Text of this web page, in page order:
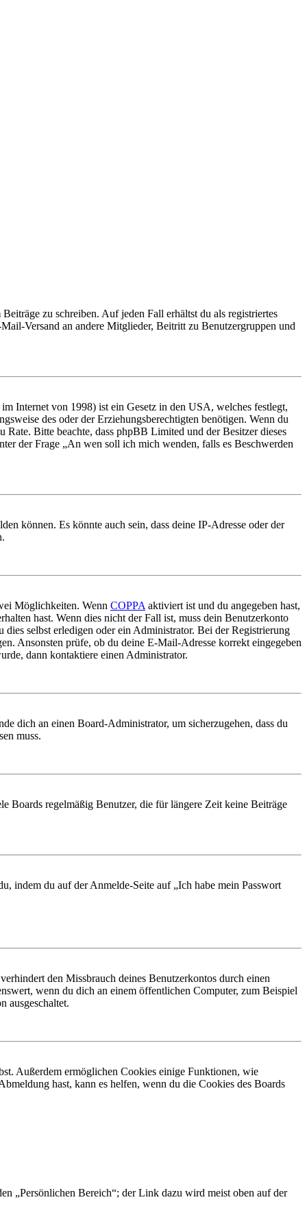
zu schreiben. Auf jeden Fall erhältst du als registriertes
Versand an andere Mitglieder, Beitritt zu Benutzergruppen und
Internet von 1998) ist ein Gesetz in den USA, welches festlegt,
des oder der Erziehungsberechtigten benötigen. Wenn du
Bitte beachte, dass phpBB Limited und der Besitzer dieses
der Frage „An wen soll ich mich wenden, falls es Beschwerden
können. Es könnte auch sein, dass deine IP-Adresse oder der
Möglichkeiten. Wenn COPPA aktiviert ist und du angegeben hast,
hast. Wenn dies nicht der Fall ist, muss dein Benutzerkonto
selbst erledigen oder ein Administrator. Bei der Registrierung
Ansonsten prüfe, ob du deine E-Mail-Adresse korrekt eingegeben
dann kontaktiere einen Administrator.
dich an einen Board-Administrator, um sicherzugehen, dass du
muss.
Boards regelmäßig Benutzer, die für längere Zeit keine Beiträge
indem du auf der Anmelde-Seite auf „Ich habe mein Passwort
den Missbrauch deines Benutzerkontos durch einen
wenn du dich an einem öffentlichen Computer, zum Beispiel
ausgeschaltet.
Außerdem ermöglichen Cookies einige Funktionen, wie
hast, kann es helfen, wenn du die Cookies des Boards
„Persönlichen Bereich“; der Link dazu wird meist oben auf der